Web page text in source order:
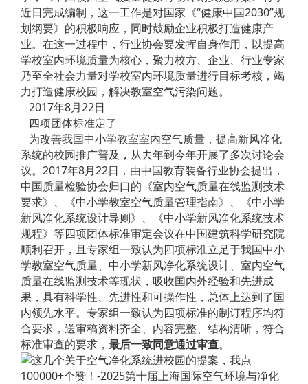
近日完成编制，这一工作是对国家《“健康中国2030”规
划纲要》的积极响应，同时鼓励企业积极打造健康产
业。在这一过程中，行业协会要发挥自身作用，以提高
学校室内环境质量为核心，聚力校方、企业、行业专家
乃至全社会力量对学校室内环境质量进行目标考核，竭
力打造健康校园，解决教室空气污染问题。
2017年8月22日
四项团体标准定了
为改善我国中小学教室室内空气质量，提高新风净化
系统的校园推广普及，从去年到今年开展了多次讨论会
议。2017年8月22日，由中国教育装备行业协会提出，
中国质量检验协会归口的《室内空气质量在线监测技术
要求》、《中小学教室空气质量管理指南》、《中小学
新风净化系统设计导则》、《中小学新风净化系统技术
规程》等四项团体标准审定会议在中国建筑科学研究院
顺利召开，且专家组一致认为四项标准立足于我国中小
学教室空气质量、中小学新风净化系统设计、室内空气
质量在线监测技术等现状，吸收国内外经验和先进成
果，具有科学性、先进性和可操作性，总体上达到了国
内领先水平。专家组一致认为四项标准的制订程序均符
合要求，送审稿资料齐全、内容完整、结构清晰，符合
标准审查的要求， 最后一致同意通过审查。